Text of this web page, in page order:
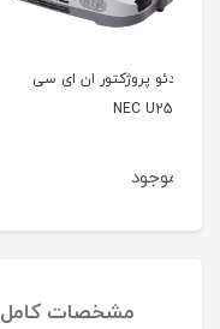
901W
مشخصات کامل